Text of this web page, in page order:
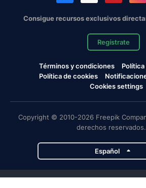
Consigue recursos exclusivos
Regístrate
Términos y condiciones
Política de cookies
Cookies settings
Copyright © 2010-2026 Freepik
derechos reservados.
Español